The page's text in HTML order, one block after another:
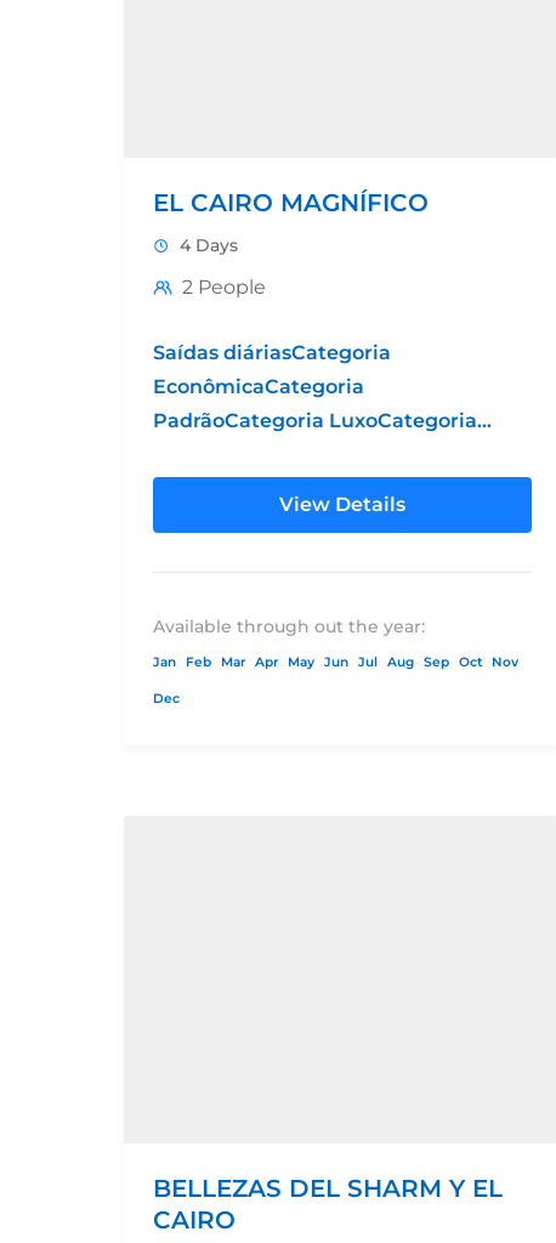
EL CAIRO MAGNÍFICO
4 Days
2 People
Saídas diáriasCategoria
EconômicaCategoria
PadrãoCategoria LuxoCategoria
PadrãoHotel 5* LuxoHotel 5* Luxo
de...
View Details
Available through out the year:
Jan Feb Mar Apr May Jun Jul Aug Sep Oct Nov
Dec
BELLEZAS DEL SHARM Y EL
CAIRO